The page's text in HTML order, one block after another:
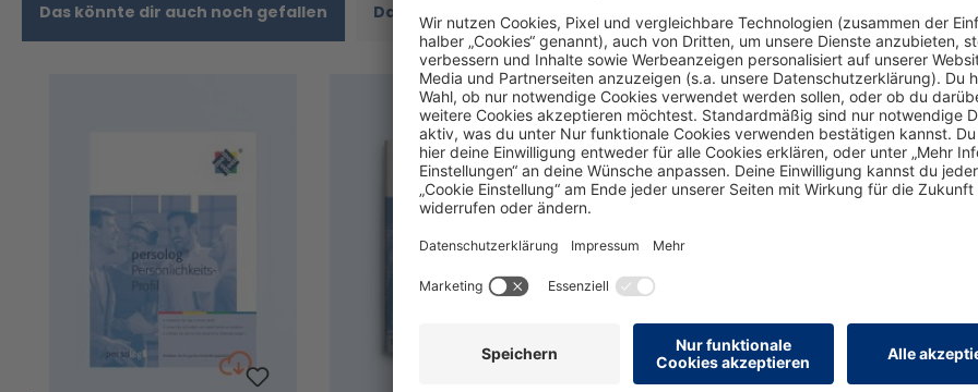
Das könnte dir auch noch gefallen Das passt dazu: Wird oft zusammen angesehen